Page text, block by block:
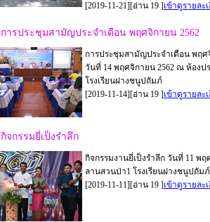
[2019-11-21][อ่าน 19 ]เข้าดูรายละ
การประชุมสามัญประจำเดือน พฤศจิกายน 2562
การประชุมสามัญประจำเดือน พฤศ
วันที่ 14 พฤศจิกายน 2562 ณ ห้องป
โรงเรียนฝางชนูปถัมภ์
[2019-11-14][อ่าน 19 ]เข้าดูรายละ
กิจกรรมยี่เป็งรำลึก
กิจกรรมงานยี่เป็งรำลึก วันที่ 11 พ
ลานสวนป่า1 โรงเรียนฝางชนูปถัมภ์
[2019-11-11][อ่าน 19 ]เข้าดูรายละ